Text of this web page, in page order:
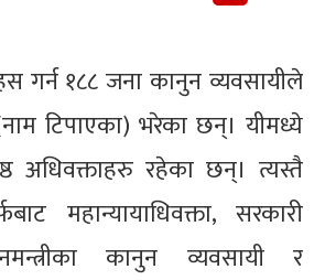
गर्न १८८ जना कानुन व्यवसायीले
टिपाएका) भरेका छन्। यीमध्ये
अधिवक्ताहरु रहेका छन्। त्यस्तै
महान्यायाधिवक्ता, सरकारी
कानुन व्यवसायी र